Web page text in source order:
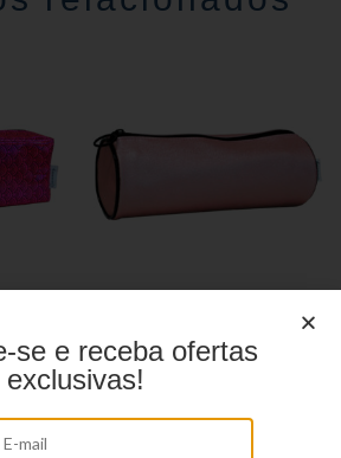
Estojo Juvenil YS27108
se e receba ofertas
exclusivas!